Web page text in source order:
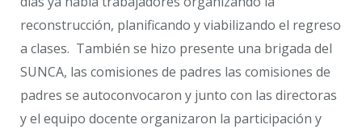
reconstrucción, planificando y viabilizando el regreso
a clases. También se hizo presente una brigada del
SUNCA, las comisiones de padres las comisiones de
padres se autoconvocaron y junto con las directoras
y el equipo docente organizaron la participación y